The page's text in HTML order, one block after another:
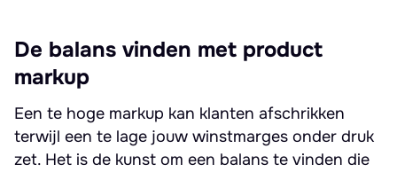
De balans vinden met product
markup
Een te hoge markup kan klanten afschrikken
terwijl een te lage jouw winstmarges onder druk
zet. Het is de kunst om een balans te vinden die